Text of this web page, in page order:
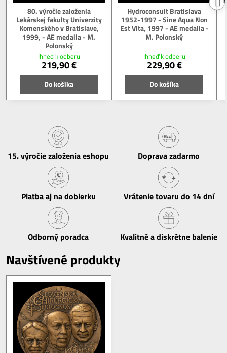
80. výročie založenia
Lekárskej fakulty Univerzity
Komenského v Bratislave,
1999, - AE medaila - M.
Polonský
Ihneď k odberu
219,90 €
Do košíka
Hydroconsult Bratislava
1952-1997 - Sine Aqua Non
Est Vita, 1997 - AE medaila -
M. Polonský
Ihneď k odberu
229,90 €
Do košíka
15​. výročie založenia eshopu Doprava zadarmo
Platba aj na dobierku Vrátenie tovaru do 14 dní
Odborný poradca Kvalitné a diskrétne balenie
Navštívené produkty